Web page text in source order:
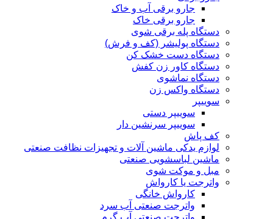
جارو برقی آب و خاک
جارو برقی خاک
دستگاه پله برقی شوی
دستگاه پولیشر (کف و فرش)
دستگاه دست خشک کن
دستگاه کاور زن کفش
دستگاه نماشوی
دستگاه واکس زن
سوییپر
سوییپر دستی
سوییپر سرنشین دار
کف پاش
لوازم یدکی ماشین آلات و تجهیزات نظافت صنعتی
ماشین لباسشویی صنعتی
مبل و موکت شوی
واترجت یا کارواش
کارواش خانگی
واترجت صنعتی آب سرد